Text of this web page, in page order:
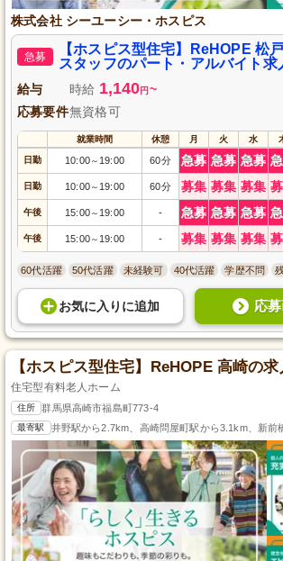
株式会社 シーユーシー・ホスピス
急募
【ホスピス型住宅】ReHOPE 松
スタッフのパート・アルバイト求
給与 時給 1,140円 ~
応募要件無資格可
就業時間 休憩 月 火 水
日勤 10:00～ 19:00 60分 急募 急募 急募
日勤 10:00～ 19:00 60分 募集 募集 募集
午後 15:00～ 19:00 - 急募 急募 急募
午後 15:00～ 19:00 - 募集 募集 募集
60代活躍 50代活躍 未経験可 40代活躍 学歴不問
お気に入り に追加 応
【ホスピス型住宅】ReHOPE 高崎の求
住宅型有料老人ホーム
住所 群馬県高崎市福島町773-4
最寄駅 井野駅から2.7km、高崎問屋町駅から3.1km、新前